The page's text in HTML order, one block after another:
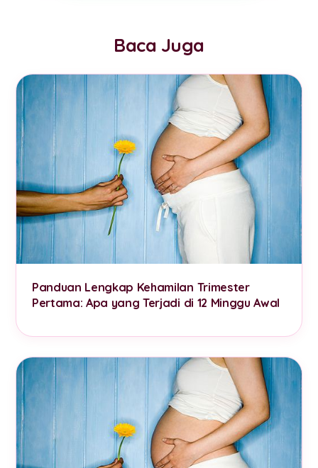
Baca Juga
Panduan Lengkap Kehamilan Trimester
Pertama: Apa yang Terjadi di 12 Minggu Awal